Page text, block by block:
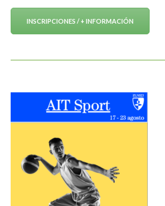
INSCRIPCIONES / + INFORMACIÓN